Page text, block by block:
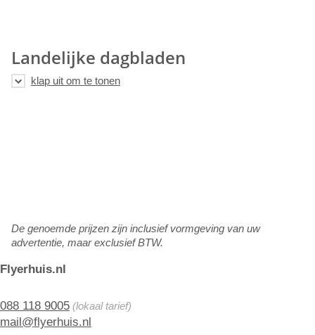
Flyerhuis.nl
088 118 9005 (lokaal tarief)
mail@flyerhuis.nl
Landelijke dagbladen
De genoemde prijzen zijn inclusief vormgeving van uw
advertentie, maar exclusief BTW.